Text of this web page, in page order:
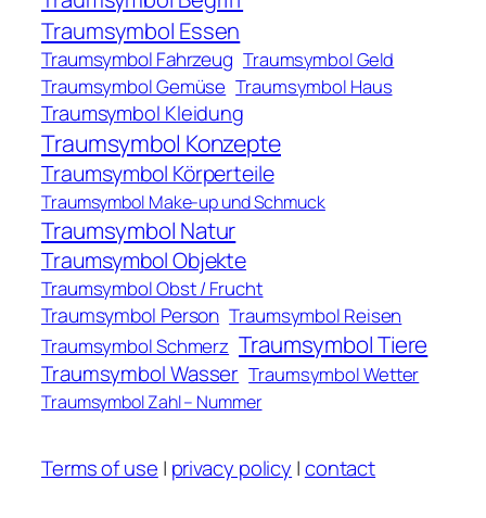
Traumsymbol Essen
Traumsymbol Fahrzeug Traumsymbol Geld
Traumsymbol Gemüse Traumsymbol Haus
Traumsymbol Kleidung
Traumsymbol Konzepte
Traumsymbol Körperteile
Traumsymbol Make-up und Schmuck
Traumsymbol Natur
Traumsymbol Objekte
Traumsymbol Obst / Frucht
Traumsymbol Person Traumsymbol Reisen
Traumsymbol Schmerz Traumsymbol Tiere
Traumsymbol Wasser Traumsymbol Wetter
Traumsymbol Zahl – Nummer
Terms of use | privacy policy |contact